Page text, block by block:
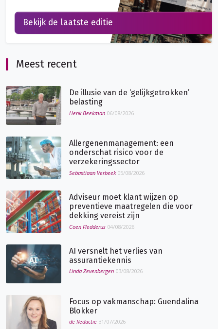
Meest recent
De illusie van de ‘gelijkgetrokken’
belasting
Henk Beekman 06/08/2026
Allergenenmanagement: een
onderschat risico voor de
verzekeringssector
Sebastiaan Verbeek 05/08/2026
Adviseur moet klant wijzen op
preventieve maatregelen die voor
dekking vereist zijn
Coen Fledderus 04/08/2026
AI versnelt het verlies van
assurantiekennis
Linda Zevenbergen 03/08/2026
Focus op vakmanschap: Guendalina
Blokker
de Redactie 31/07/2026
Bekijk de laatste editie